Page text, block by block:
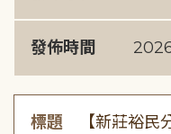
發佈時間
標題
【新莊裕